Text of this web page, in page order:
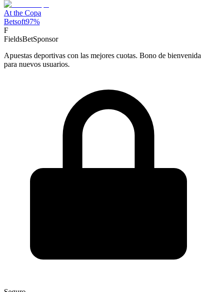
At the Copa
Betsoft97%
F
FieldsBetSponsor
Apuestas deportivas con las mejores cuotas. Bono de bienvenida
para nuevos usuarios.